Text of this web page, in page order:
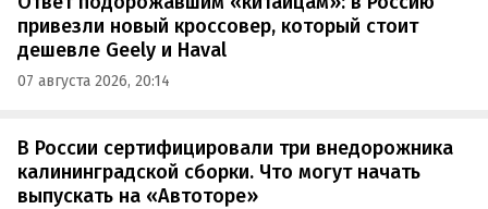
привезли новый кроссовер, который стоит
дешевле Geely и Haval
07 августа 2026, 20:14
В России сертифицировали три внедорожника
калининградской сборки. Что могут начать
выпускать на «Автоторе»